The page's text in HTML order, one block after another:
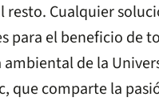
resto. Cualquier
para el beneficio de
de la
que comparte la